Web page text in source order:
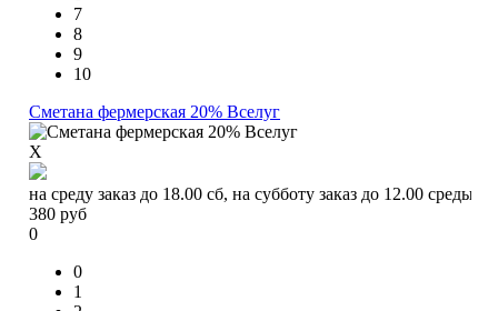
7
8
9
10
Сметана фермерская 20% Вселуг
X
на среду заказ до 18.00 сб, на субботу заказ до 12.00 среды
380 руб
0
0
1